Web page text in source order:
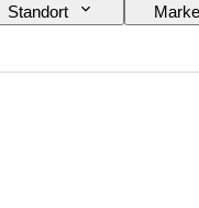
Standort Marke